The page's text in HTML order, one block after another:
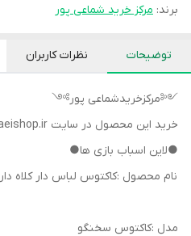
برند: مرکز خرید شماعی پور
توضیحات نظرات کاربران
༺مرکزخریدشماعی پور༻
خرید این محصول در سایت Www.shamaeishop.ir
●لاین اسباب بازی ها●
نام محصول :کاکتوس لباس دار کلاه دار
مدل :کاکتوس سخنگو